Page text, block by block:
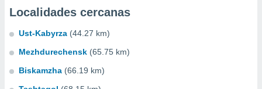
Localidades cercanas
Ust-Kabyrza (44.27 km)
Mezhdurechensk (65.75 km)
Biskamzha (66.19 km)